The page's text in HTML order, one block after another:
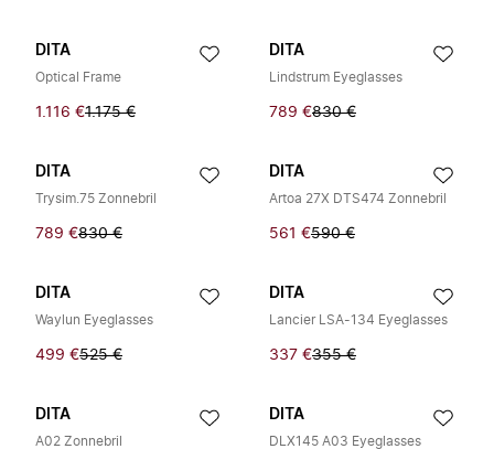
DITA
Optical Frame
1.116 €1.175 €
DITA
Lindstrum Eyeglasses
789 €830 €
DITA
Trysim.75 Zonnebril
789 €830 €
DITA
Artoa 27X DTS474 Zonnebril
561 €590 €
DITA
Waylun Eyeglasses
499 €525 €
DITA
Lancier LSA-134 Eyeglasses
337 €355 €
DITA
A02 Zonnebril
DITA
DLX145 A03 Eyeglasses